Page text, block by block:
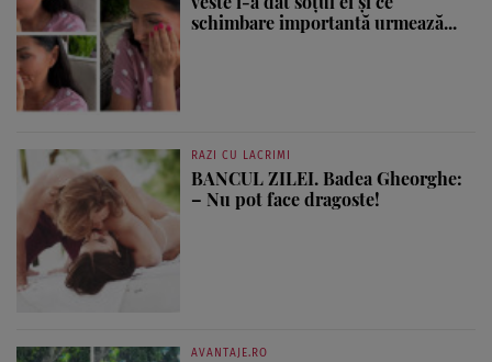
schimbare importantă urmează...
RAZI CU LACRIMI
BANCUL ZILEI. Badea Gheorghe:
– Nu pot face dragoste!
AVANTAJE.RO